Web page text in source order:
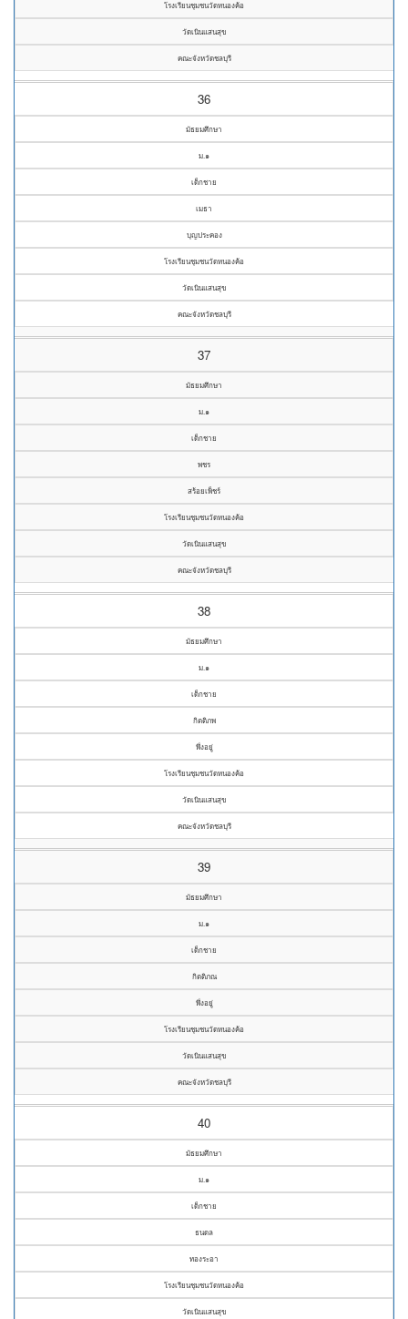
โรงเรียนชุมชนวัดหนองค้อ
วัดเนินแสนสุข
คณะจังหวัดชลบุรี
36
มัธยมศึกษา
ม.๑
เด็กชาย
เมธา
บุญประคอง
โรงเรียนชุมชนวัดหนองค้อ
วัดเนินแสนสุข
คณะจังหวัดชลบุรี
37
มัธยมศึกษา
ม.๑
เด็กชาย
พชร
สร้อยเพ็ชร์
โรงเรียนชุมชนวัดหนองค้อ
วัดเนินแสนสุข
คณะจังหวัดชลบุรี
38
มัธยมศึกษา
ม.๑
เด็กชาย
กิตติภพ
พึ่งอยู่
โรงเรียนชุมชนวัดหนองค้อ
วัดเนินแสนสุข
คณะจังหวัดชลบุรี
39
มัธยมศึกษา
ม.๑
เด็กชาย
กิตติภณ
พึ่งอยู่
โรงเรียนชุมชนวัดหนองค้อ
วัดเนินแสนสุข
คณะจังหวัดชลบุรี
40
มัธยมศึกษา
ม.๑
เด็กชาย
ธนดล
ทองระอา
โรงเรียนชุมชนวัดหนองค้อ
วัดเนินแสนสุข